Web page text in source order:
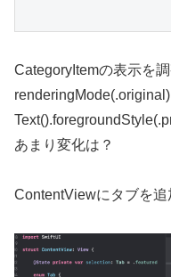
CategoryItemの表示を
renderingMode(.original)
あまり変化は？
ContentViewにタブを追